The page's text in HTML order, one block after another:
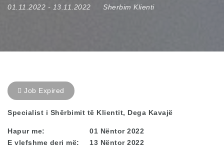
01.11.2022 - 13.11.2022 Sherbim Klienti
Job Expired
Specialist i Shërbimit të Klientit, Dega Kavajë
Hapur me:
E vlefshme deri më:
01 Nëntor 2022
13 Nëntor 2022